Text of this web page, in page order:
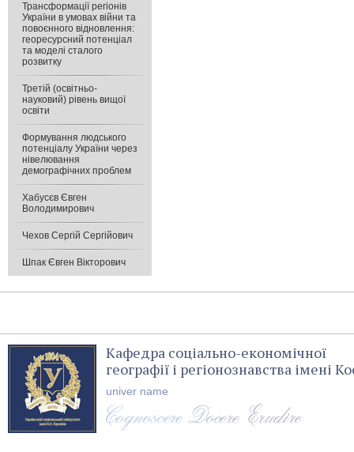
Трансформації регіонів
України в умовах війни та
повоєнного відновлення:
георесурсний потенціал
та моделі сталого
розвитку
Третій (освітньо-
науковий) рівень вищої
освіти
Формування людського
потенціалу України через
нівелювання
демографічних проблем
Хабусєв Євген
Володимирович
Чехов Сергій Сергійович
Шпак Євген Вікторович
Кафедра соціально-економічної
географії і регіонознавства імені
univer name